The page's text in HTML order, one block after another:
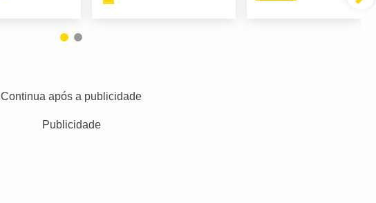
Continua após a publicidade
Publicidade